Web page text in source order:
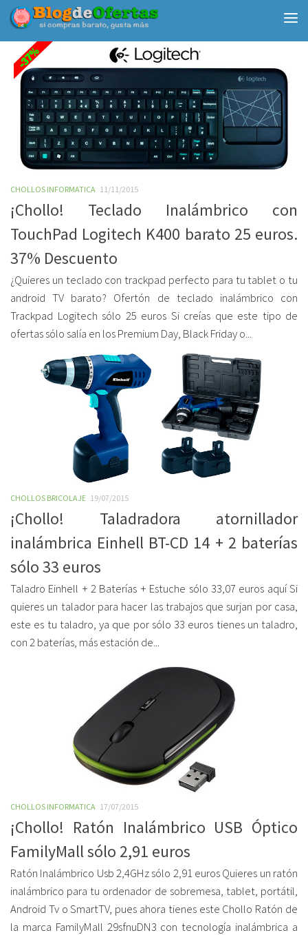
Debajo del contenido
CHOLLOS INFORMATICA 11/11/2015
¡Chollo! Teclado Inalámbrico con
TouchPad Logitech K400 barato 25 euros.
37% Descuento
¿Quieres un teclado con trackpad perfecto para tu tablet o tu
android TV barato? Ofertón de teclado inalámbrico con
Trackpad Logitech sólo 25 euros Si creías que este tipo de
ofertas sólo salía en los Premium Day, Black Friday o...
CHOLLOS BRICOLAJE 19/07/2015
¡Chollo! Taladradora atornillador
inalámbrica Einhell BT-CD 14 + 2 baterías
sólo 33 euros
Taladro Einhell + 2 Baterías + Estuche sólo 33,07 euros aquí Si
quieres un talador para hacer las trabajos que surjan por casa,
este es tu taladro, ya que por sólo 33 euros tienes un taladro,
con 2 baterías, más estación de...
CHOLLOS INFORMATICA 17/07/2015
¡Chollo! Ratón Inalámbrico USB Óptico
FamilyMall sólo 2,91 euros
Ratón Inalámbrico Usb 2,4GHz sólo 2,91 euros Quieres un ratón
inalámbrico para tu ordenador de sobremesa, tablet, portátil,
Android Tv o SmartTV, pues ahora tienes este Chollo Ratón de
la marca FamilyMall 29sfnuDN3 con tecnología inalámbrica a